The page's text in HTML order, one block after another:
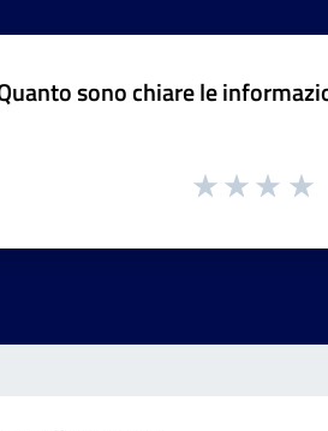
sono chiare le